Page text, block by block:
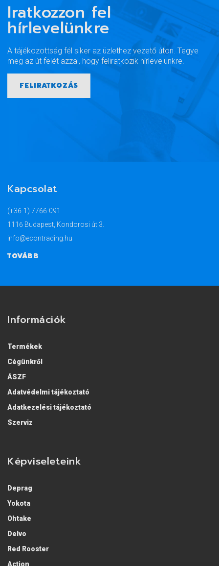
Iratkozzon fel
hírlevelünkre
A tájékozottság fél siker az üzlethez vezető úton. Tegye
meg az út felét azzal, hogy feliratkozik hírlevelünkre.
FELIRATKOZÁS
Kapcsolat
(+36-1) 7766-091
1116 Budapest, Kondorosi út 3.
info@econtrading.hu
TOVÁBB
Információk
Termékek
Cégünkről
ÁSZF
Adatvédelmi tájékoztató
Adatkezelési tájékoztató
Szerviz
Képviseleteink
Deprag
Yokota
Ohtake
Delvo
Red Rooster
Action